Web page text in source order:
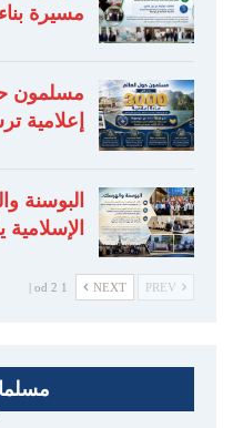
مسيرة
البوسنة
NEXT
1 od 2 |